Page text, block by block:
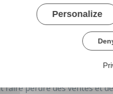
sévères sur la
coûte cher.
stockage fixes
Ces coûts
immobilise
faire perdre des ventes et
Personalize